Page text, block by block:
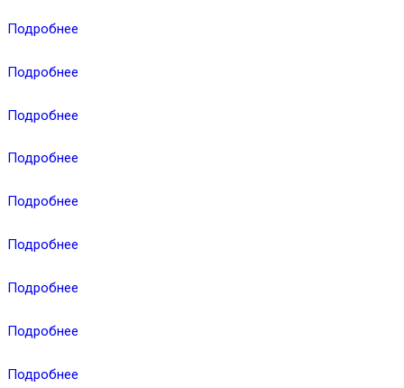
Подробнее
Подробнее
Подробнее
Подробнее
Подробнее
Подробнее
Подробнее
Подробнее
Подробнее